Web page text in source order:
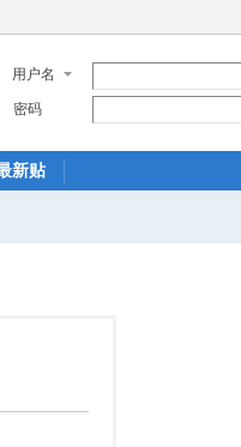
用户名
密码
新贴